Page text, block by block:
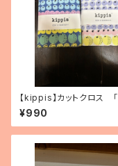
【kippis】カットクロス
miini／ビタミン」（3種）
¥990